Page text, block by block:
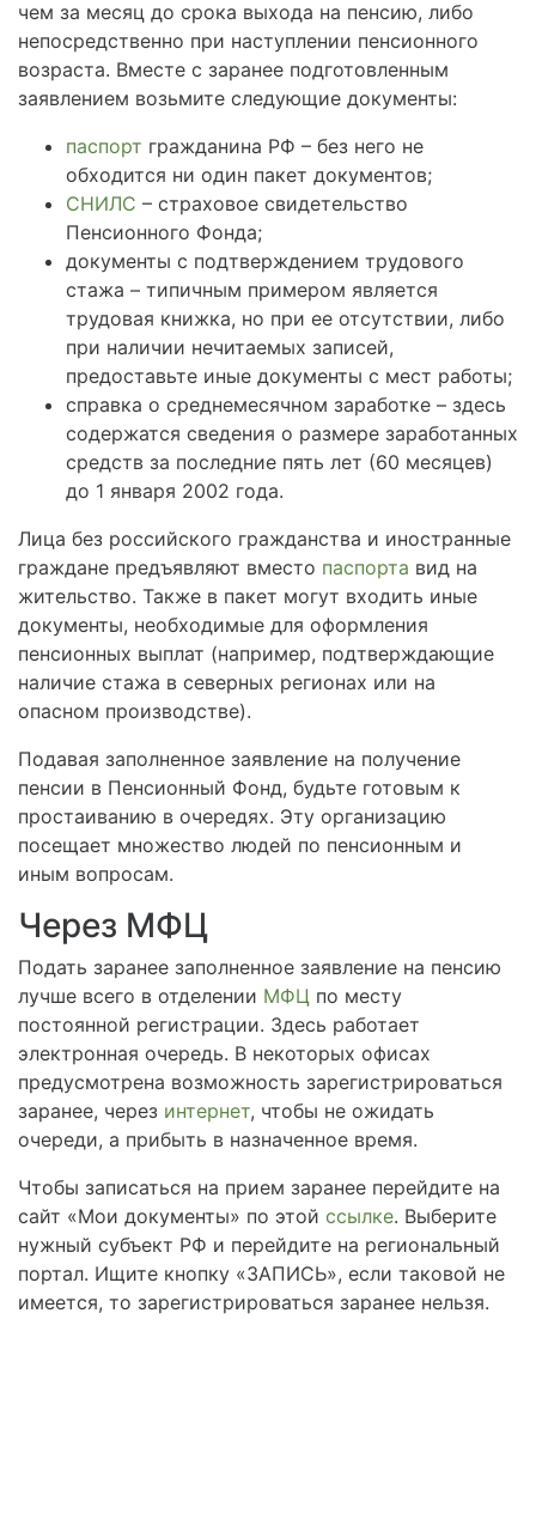
чем за месяц до срока выхода на пенсию, либо
непосредственно при наступлении пенсионного
возраста. Вместе с заранее подготовленным
заявлением возьмите следующие документы:
паспорт гражданина РФ – без него не
обходится ни один пакет документов;
СНИЛС – страховое свидетельство
Пенсионного Фонда;
документы с подтверждением трудового
стажа – типичным примером является
трудовая книжка, но при ее отсутствии, либо
при наличии нечитаемых записей,
предоставьте иные документы с мест работы;
справка о среднемесячном заработке – здесь
содержатся сведения о размере заработанных
средств за последние пять лет (60 месяцев)
до 1 января 2002 года.
Лица без российского гражданства и иностранные
граждане предъявляют вместо паспорта вид на
жительство. Также в пакет могут входить иные
документы, необходимые для оформления
пенсионных выплат (например, подтверждающие
наличие стажа в северных регионах или на
опасном производстве).
Подавая заполненное заявление на получение
пенсии в Пенсионный Фонд, будьте готовым к
простаиванию в очередях. Эту организацию
посещает множество людей по пенсионным и
иным вопросам.
Через МФЦ
Подать заранее заполненное заявление на пенсию
лучше всего в отделении МФЦ по месту
постоянной регистрации. Здесь работает
электронная очередь. В некоторых офисах
предусмотрена возможность зарегистрироваться
заранее, через интернет, чтобы не ожидать
очереди, а прибыть в назначенное время.
Чтобы записаться на прием заранее перейдите на
сайт «Мои документы» по этой ссылке. Выберите
нужный субъект РФ и перейдите на региональный
портал. Ищите кнопку «ЗАПИСЬ», если таковой не
имеется, то зарегистрироваться заранее нельзя.